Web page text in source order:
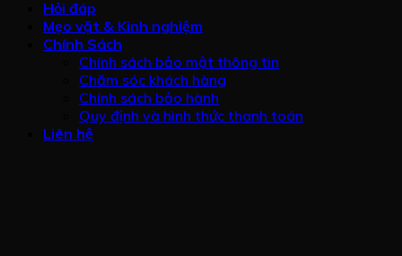
Hỏi đáp
Mẹo vặt & Kinh nghiệm
Chính Sách
Chính sách bảo mật thông tin
Chăm sóc khách hàng
Chính sách bảo hành
Quy định và hình thức thanh toán
Liên hệ